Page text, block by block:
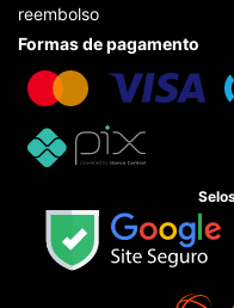
reembolso
Formas de pagamento